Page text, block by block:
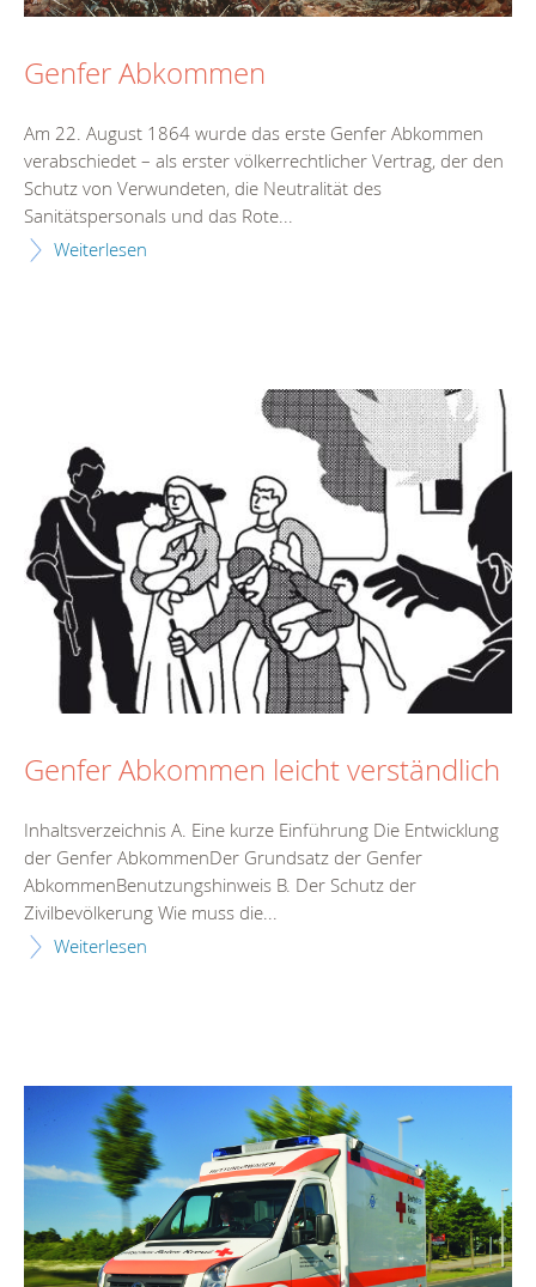
Genfer Abkommen
Am 22. August 1864 wurde das erste Genfer Abkommen
verabschiedet – als erster völkerrechtlicher Vertrag, der den
Schutz von Verwundeten, die Neutralität des
Sanitätspersonals und das Rote...
Weiterlesen
Genfer Abkommen leicht verständlich
Inhaltsverzeichnis A. Eine kurze Einführung Die Entwicklung
der Genfer AbkommenDer Grundsatz der Genfer
AbkommenBenutzungshinweis B. Der Schutz der
Zivilbevölkerung Wie muss die...
Weiterlesen